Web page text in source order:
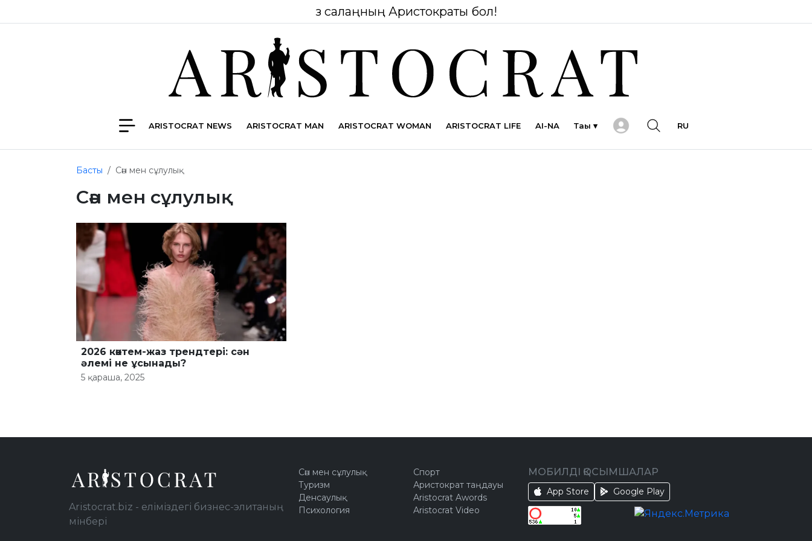
Өз салаңның Аристократы бол!
ARISTOCRAT NEWS ARISTOCRAT MAN ARISTOCRAT WOMAN ARISTOCRAT LIFE AI-NA Тағы ▾ RU
Басты Сән мен сұлулық
Сән мен сұлулық
2026 көктем-жаз трендтері: сән
әлемі не ұсынады?
5 қараша, 2025
Aristocrat.biz - еліміздегі бизнес-элитаның
мінбері
Сән мен сұлулық
Туризм
Денсаулық
Психология
Спорт
Аристократ таңдауы
Aristocrat Awords
Aristocrat Video
МОБИЛДІ ҚОСЫМШАЛАР
App Store Google Play